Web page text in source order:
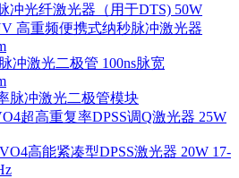
冲光纤激光器（用于DTS) 50W
高重频便携式纳秒脉冲激光器
冲激光二极管 100ns脉宽
脉冲激光二极管模块
超高重复率DPSS调Q激光器 25W
高能紧凑型DPSS激光器 20W 17-